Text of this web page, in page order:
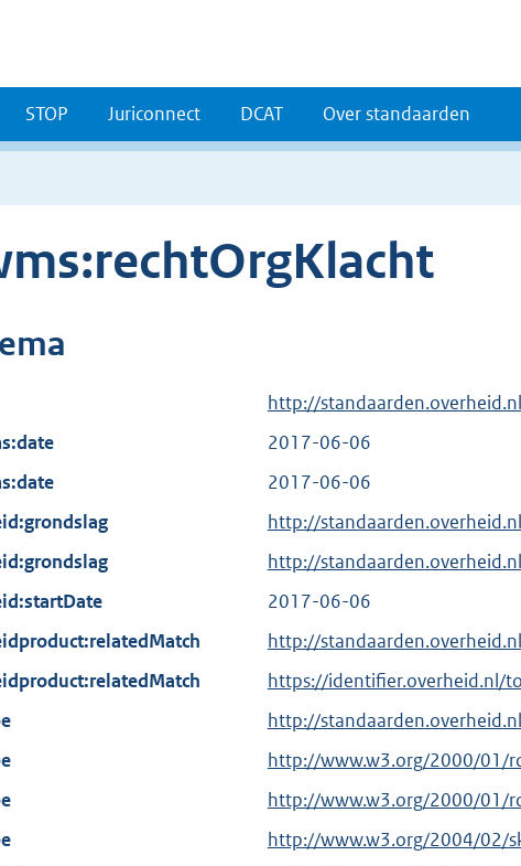
STOP Juriconnect DCAT Over standaarden
http://
2017-06-06
2017-06-06
http://
http://
2017-06-06
http://
https://identifier.overheid.nl/
http://
E
x
e
http://www.w3.org/2000/01/
E
x
http://www.w3.org/2000/01/
E
http://www.w3.org/2004/02/